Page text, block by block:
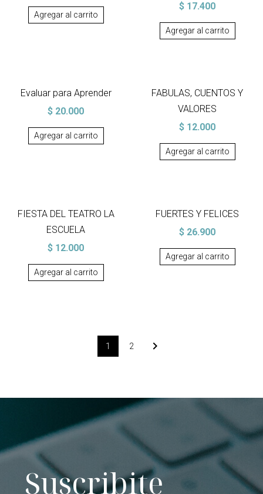
Agregar al carrito
$ 17.400
Agregar al carrito
Evaluar para Aprender
$ 20.000
Agregar al carrito
FABULAS, CUENTOS Y
VALORES
$ 12.000
Agregar al carrito
FIESTA DEL TEATRO LA
ESCUELA
$ 12.000
Agregar al carrito
FUERTES Y FELICES
$ 26.900
Agregar al carrito
1 2
Suscribite